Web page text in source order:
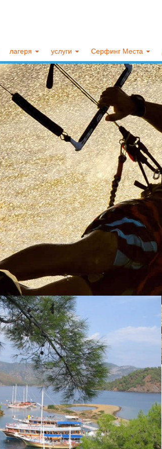
лагеря услуги Серфинг Места